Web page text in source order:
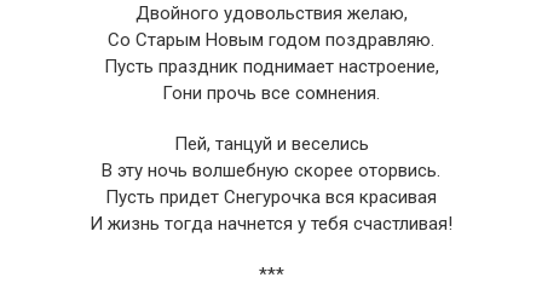
Двойного удовольствия желаю,
Со Старым Новым годом поздравляю.
Пусть праздник поднимает настроение,
Гони прочь все сомнения.
Пей, танцуй и веселись
В эту ночь волшебную скорее оторвись.
Пусть придет Снегурочка вся красивая
И жизнь тогда начнется у тебя счастливая!
***